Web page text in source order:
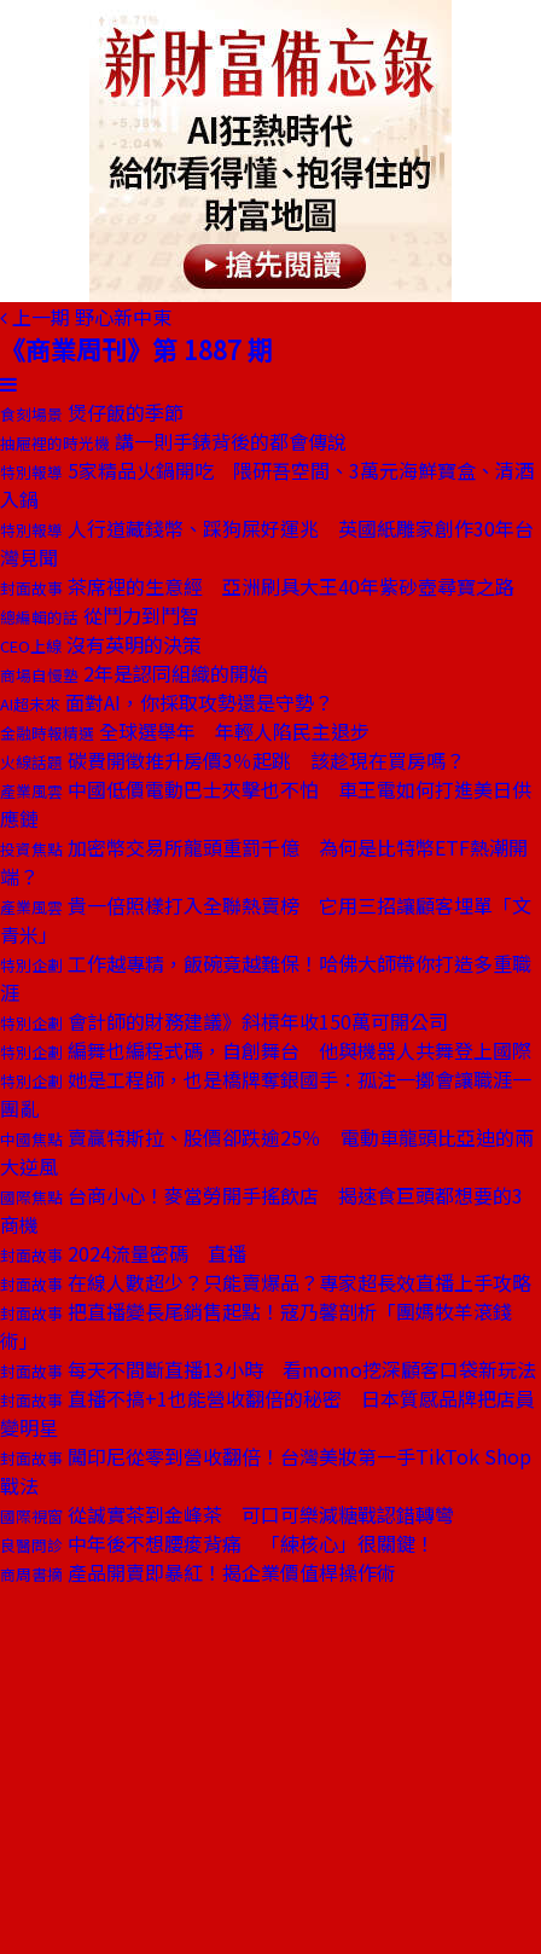
上一期 野心新中東
《商業周刊》第 1887 期
食刻場景 煲仔飯的季節
抽屜裡的時光機 講一則手錶背後的都會傳說
特別報導 5家精品火鍋開吃 隈研吾空間、3萬元海鮮寶盒、清酒
入鍋
特別報導 人行道藏錢幣、踩狗屎好運兆 英國紙雕家創作30年台
灣見聞
封面故事 茶席裡的生意經 亞洲刷具大王40年紫砂壺尋寶之路
總編輯的話 從鬥力到鬥智
CEO上線 沒有英明的決策
商場自慢塾 2年是認同組織的開始
AI超未來 面對AI，你採取攻勢還是守勢？
金融時報精選 全球選舉年 年輕人陷民主退步
火線話題 碳費開徵推升房價3％起跳 該趁現在買房嗎？
產業風雲 中國低價電動巴士夾擊也不怕 車王電如何打進美日供
應鏈
投資焦點 加密幣交易所龍頭重罰千億 為何是比特幣ETF熱潮開
端？
產業風雲 貴一倍照樣打入全聯熱賣榜 它用三招讓顧客埋單「文
青米」
特別企劃 工作越專精，飯碗竟越難保！哈佛大師帶你打造多重職
涯
特別企劃 會計師的財務建議》斜槓年收150萬可開公司
特別企劃 編舞也編程式碼，自創舞台 他與機器人共舞登上國際
特別企劃 她是工程師，也是橋牌奪銀國手：孤注一擲會讓職涯一
團亂
中國焦點 賣贏特斯拉、股價卻跌逾25％ 電動車龍頭比亞迪的兩
大逆風
國際焦點 台商小心！麥當勞開手搖飲店 揭速食巨頭都想要的3
商機
封面故事 2024流量密碼 直播
封面故事 在線人數超少？只能賣爆品？專家超長效直播上手攻略
封面故事 把直播變長尾銷售起點！寇乃馨剖析「團媽牧羊滾錢
術」
封面故事 每天不間斷直播13小時 看momo挖深顧客口袋新玩法
封面故事 直播不搞+1也能營收翻倍的秘密 日本質感品牌把店員
變明星
封面故事 闖印尼從零到營收翻倍！台灣美妝第一手TikTok Shop
戰法
國際視窗 從誠實茶到金峰茶 可口可樂減糖戰認錯轉彎
良醫問診 中年後不想腰痠背痛 「練核心」很關鍵！
商周書摘 產品開賣即暴紅！揭企業價值桿操作術